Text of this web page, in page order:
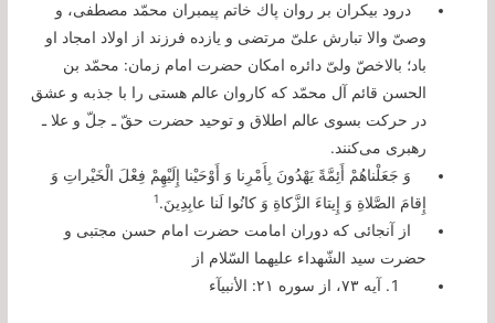
درود بیكران بر روان پاك خاتم پیمبران محمّد مصطفى، و
وصىّ والا تبارش علىّ مرتضى و یازده فرزند از اولاد امجاد او
باد؛ بالاخصّ ولىّ دائره امكان حضرت امام زمان: محمّد بن
الحسن قائم آل محمّد كه كاروان عالم هستى را با جذبه و عشق
در حركت بسوى عالم اطلاق و توحید حضرت حقّ ـ جلّ و علا ـ
رهبرى مى‌كنند.
وَ جَعَلْناهُمْ أَئِمَّةً يَهْدُونَ بِأَمْرِنا وَ أَوْحَيْنا إِلَيْهِمْ فِعْلَ الْخَيْراتِ وَ
إِقامَ الصَّلاةِ وَ إِيتاءَ الزَّكاةِ وَ كانُوا لَنا عابِدِينَ.
1
از آنجائى كه دوران امامت حضرت امام حسن مجتبى و
حضرت سید الشّهداء علیهما السّلام از
آيه ٧٣، از سوره ٢١: الأنبيآء